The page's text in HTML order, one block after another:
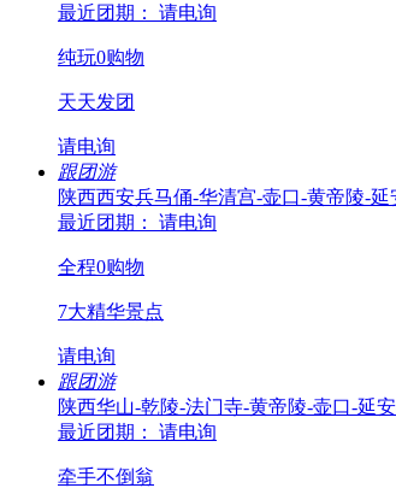
最近团期： 请电询
纯玩0购物
天天发团
请电询
跟团游
陕西西安兵马俑-华清宫-壶口-黄帝陵-
最近团期： 请电询
全程0购物
7大精华景点
请电询
跟团游
陕西华山-乾陵-法门寺-黄帝陵-壶口-延
最近团期： 请电询
牵手不倒翁